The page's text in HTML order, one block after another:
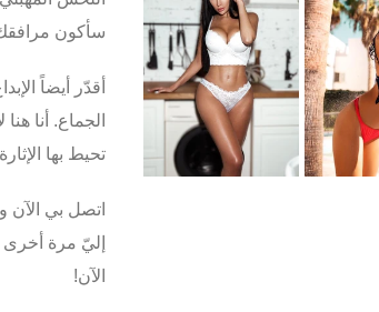
سأكون
أقدّر أيضاً
الجماع. أنا
تحيط بها
اتصل بي الآن
إليّ مرة أخرى
الآن!